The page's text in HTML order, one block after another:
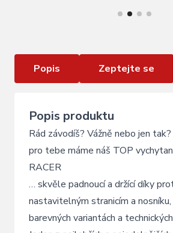
Popis Zeptejte se
Popis produktu
Rád závodíš? Vážně nebo jen
pro tebe máme náš TOP
RACER
… skvěle padnoucí a držící díky
nastavitelným stranicím a nosníku,
barevných variantách a